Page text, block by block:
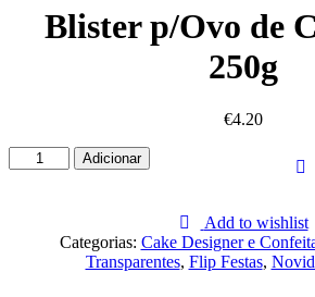
Blister p/Ovo de
250g
€4.20
Quantidade
de
Chocolate
Adicionar
Add to wishlist
Categorias: Cake Designer e
Transparentes, Flip Festas,